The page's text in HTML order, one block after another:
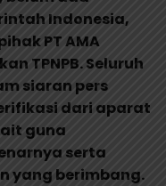
Indonesia,
PT AMA
TPNPB. Seluruh
siaran pers
dari aparat
guna
serta
yang berimbang.